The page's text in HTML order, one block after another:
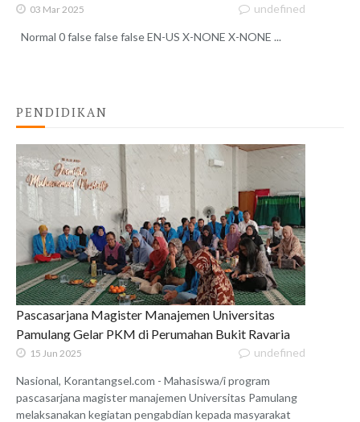
03 Mar 2025 undefined
Normal 0 false false false EN-US X-NONE X-NONE ...
PENDIDIKAN
Pascasarjana Magister Manajemen Universitas
Pamulang Gelar PKM di Perumahan Bukit Ravaria
15 Jun 2025 undefined
Nasional, Korantangsel.com - Mahasiswa/i program
pascasarjana magister manajemen Universitas Pamulang
melaksanakan kegiatan pengabdian kepada masyarakat